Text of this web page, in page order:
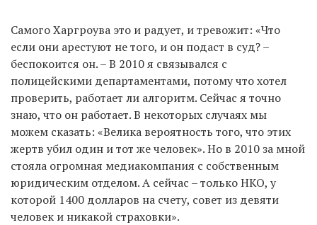
Самого Харгроува это и радует, и тревожит: «Что
если они арестуют не того, и он подаст в суд? –
беспокоится он. – В 2010 я связывался с
полицейскими департаментами, потому что хотел
проверить, работает ли алгоритм. Сейчас я точно
знаю, что он работает. В некоторых случаях мы
можем сказать: «Велика вероятность того, что этих
жертв убил один и тот же человек». Но в 2010 за мной
стояла огромная медиакомпания с собственным
юридическим отделом. А сейчас – только НКО, у
которой 1400 долларов на счету, совет из девяти
человек и никакой страховки».